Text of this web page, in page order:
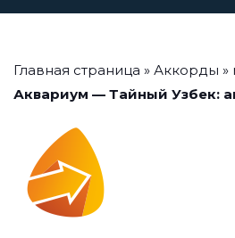
Главная страница » Аккорды »
Аквариум — Тайный Узбек: